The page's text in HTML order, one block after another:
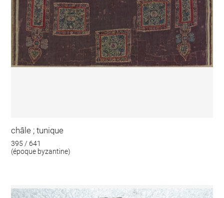
châle ; tunique
395 / 641
(époque byzantine)